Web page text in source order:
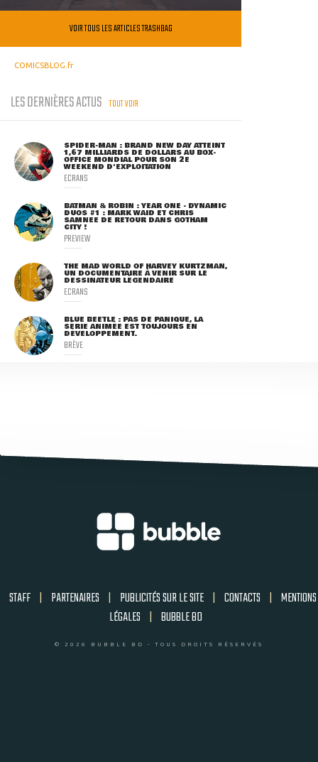
VOIR TOUS LES ARTICLES TRASHBAG
COMICSBLOG.fr
LES DERNIÈRES ACTUS TOUT VOIR
SPIDER-MAN : BRAND NEW DAY ATTEINT
1,67 MILLIARDS DE DOLLARS AU BOX-
OFFICE MONDIAL POUR SON 2E
WEEKEND D'EXPLOITATION
ECRANS
BATMAN & ROBIN : YEAR ONE - DYNAMIC
DUOS #1 : MARK WAID ET CHRIS
SAMNEE DE RETOUR DANS GOTHAM
CITY !
PREVIEW
THE MAD WORLD OF HARVEY KURTZMAN,
UN DOCUMENTAIRE À VENIR SUR LE
DESSINATEUR LÉGENDAIRE
ECRANS
BLUE BEETLE : PAS DE PANIQUE, LA
SÉRIE ANIMÉE EST TOUJOURS EN
DÉVELOPPEMENT.
BRÈVE
STAFF | PARTENAIRES | PUBLICITÉS SUR LE SITE | CONTACTS | MENTIONS
LÉGALES | BUBBLE BD
© 2026 BUBBLE BD - TOUS DROITS RÉSERVÉS